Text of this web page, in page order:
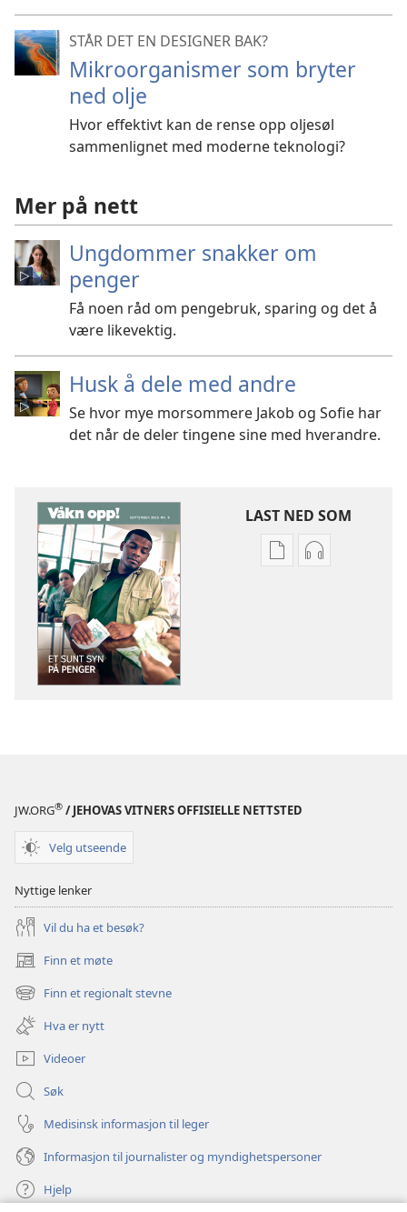
STÅR DET EN DESIGNER BAK?
Mikroorganismer som bryter
ned olje
Hvor effektivt kan de rense opp oljesøl
sammenlignet med moderne teknologi?
Mer på nett
Ungdommer snakker om
penger
Få noen råd om pengebruk, sparing og det å
være likevektig.
Husk å dele med andre
Se hvor mye morsommere Jakob og Sofie har
det når de deler tingene sine med hverandre.
LAST NED SOM
JW.ORG® / JEHOVAS VITNERS OFFISIELLE NETTSTED
Velg utseende
Nyttige lenker
Vil du ha et besøk?
Finn et møte
(åpner
nytt
vindu)
Finn et regionalt stevne
(åpner
nytt
vindu)
Hva er nytt
Videoer
Søk
Medisinsk informasjon til leger
Informasjon til journalister og myndighetspersoner
Hjelp